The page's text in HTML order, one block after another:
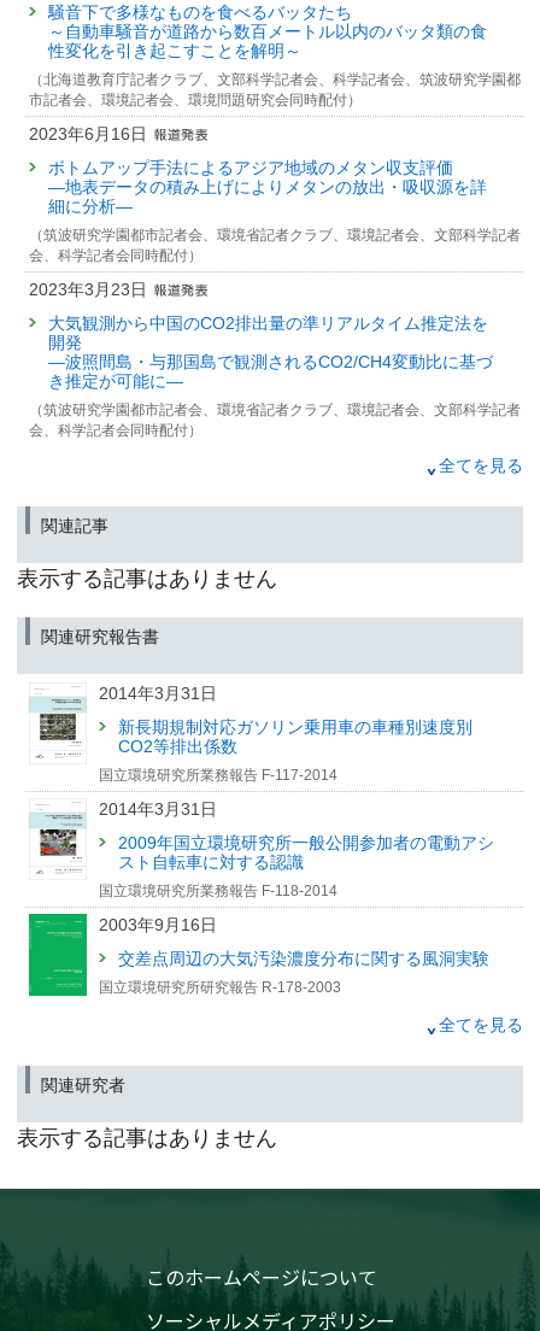
騒音下で多様なものを食べるバッタたち
～自動車騒音が道路から数百メートル以内のバッタ類の食
性変化を引き起こすことを解明～
（北海道教育庁記者クラブ、文部科学記者会、科学記者会、筑波研究学園都
市記者会、環境記者会、環境問題研究会同時配付）
2023年6月16日
ボトムアップ手法によるアジア地域のメタン収支評価
—地表データの積み上げによりメタンの放出・吸収源を詳
細に分析—
（筑波研究学園都市記者会、環境省記者クラブ、環境記者会、文部科学記者
会、科学記者会同時配付）
2023年3月23日
大気観測から中国のCO2排出量の準リアルタイム推定法を
開発
—波照間島・与那国島で観測されるCO2/CH4変動比に基づ
き推定が可能に—
（筑波研究学園都市記者会、環境省記者クラブ、環境記者会、文部科学記者
会、科学記者会同時配付）
素化への道筋の策定
記者会、環境問題研究会、環境省記者クラブ同時配布）
セメント・コンクリート部門の
～供給側と需要側の一体的対策が必要～
（筑波研究学園都市記者会、環境省記者クラブ、環境記者会同時配付）
2021年12月2日
戸建て住宅における屋根上太陽光発電(PV)+電気自動車
（EV）の脱炭素化ポテンシャルが、今後、急激に高まる
（筑波研究学園都市記者会、環境省記者クラブ、環境記者会同時配付）
2021年1月14日
屋根上太陽光発電(ＰＶ)と電気自動車（ＥＶ）を用いた新た
な都市の電力・モビリティーシステムの可能性:
「SolarEVシティー」コンセプト
（筑波研究学園都市記者会、環境省記者クラブ、環境記者会 同時配布）
2017年7月4日
2017年7月4日
しました
2016年12月28日
エコドライブ講習会レポート ～ おすすめの運転方法や周囲
への気遣い、実験施設での実習内容を紹介します
全てを見る
関連記事
表示する記事はありません
関連研究報告書
2014年3月31日
新長期規制対応ガソリン乗用車の車種別速度別
CO2等排出係数
国立環境研究所業務報告 F-117-2014
2014年3月31日
2009年国立環境研究所一般公開参加者の電動アシ
スト自転車に対する認識
国立環境研究所業務報告 F-118-2014
2003年9月16日
交差点周辺の大気汚染濃度分布に関する風洞実験
国立環境研究所研究報告 R-178-2003
境影響の総合評価手法に関する研究（特別研究）
平成8〜10年度
国立環境研究所特別研究報告 SR-30-2000
大都市圏における環境ストレスと健康に係わる環
国立環境研究所特別研究報告 SR-12-'93
1993年3月31日
広域都市圏における交通公害防止計画策定のため
全てを見る
関連研究者
表示する記事はありません
このホームページについて
ソーシャルメディアポリシー